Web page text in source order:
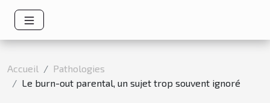
Accueil
Pathologies
Le burn-out parental, un sujet trop souvent ignoré